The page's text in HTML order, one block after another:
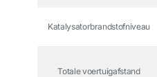
Katalysatorbrandstofniveau
Totale voertuigafstand